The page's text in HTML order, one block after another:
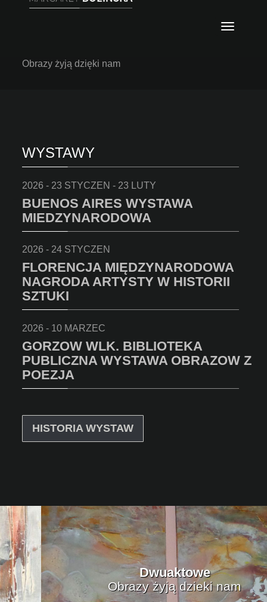
Obrazy żyją dzięki nam
WYSTAWY
2026 - 23 STYCZEN - 23 LUTY
BUENOS AIRES WYSTAWA
MIEDZYNARODOWA
2026 - 24 STYCZEN
FLORENCJA MIĘDZYNARODOWA
NAGRODA ARTYSTY W HISTORII
SZTUKI
2026 - 10 MARZEC
GORZOW WLK. BIBLIOTEKA
PUBLICZNA WYSTAWA OBRAZOW Z
POEZJA
HISTORIA WYSTAW
Dwuaktowe
Obrazy żyją dzieki nam